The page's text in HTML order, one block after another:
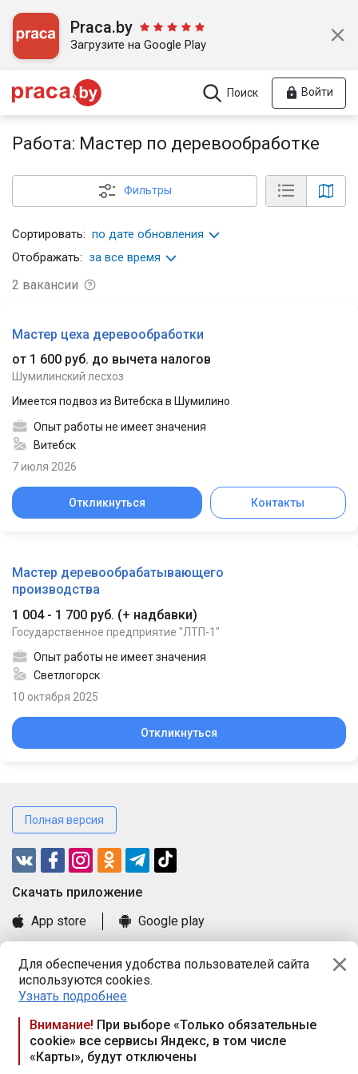
Для обеспечения удобства пользователей сайта
используются cookies.
Узнать подробнее
Внимание! При выборе «Только обязательные
cookie» все сервисы Яндекс, в том числе
«Карты», будут отключены
Praca.by
Загрузите на Google Play
Поиск Войти
Работа: Мастер по деревообработке
Фильтры
Сортировать: по дате обновления
Отображать: за все время
2 вакансии
Мастер цеха деревообработки
от 1 600 руб. до вычета налогов
Шумилинский лесхоз
Имеется подвоз из Витебска в Шумилино
Опыт работы не имеет значения
Витебск
7 июля 2026
Откликнуться Контакты
Мастер деревообрабатывающего
производства
1 004 - 1 700 руб. (+ надбавки)
Государственное предприятие "ЛТП-1"
Опыт работы не имеет значения
Светлогорск
10 октября 2025
Откликнуться
Полная версия
Cкачать приложение
App store
Google play
Книга замечаний и предложений
Правила и документы
Praca.by © 2000—2026, ООО «ПРАЦА БАЙ»
Республика Беларусь, 220114, г. Минск, пр-т Независимости
117а, пом. № 9.